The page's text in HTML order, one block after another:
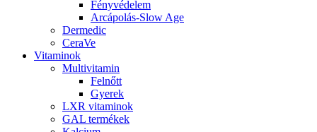
Fényvédelem
Arcápolás-Slow Age
Dermedic
CeraVe
Vitaminok
Multivitamin
Felnőtt
Gyerek
LXR vitaminok
GAL termékek